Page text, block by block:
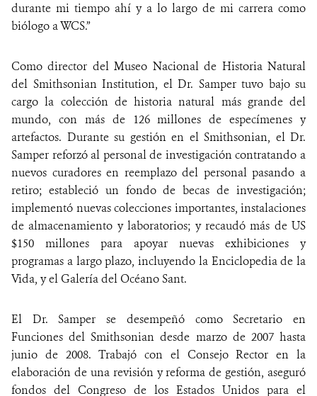
durante mi tiempo ahí y a lo largo de mi carrera como
biólogo a WCS.”
Como director del Museo Nacional de Historia Natural
del Smithsonian Institution, el Dr. Samper tuvo bajo su
cargo la colección de historia natural más grande del
mundo, con más de 126 millones de especímenes y
artefactos. Durante su gestión en el Smithsonian, el Dr.
Samper reforzó al personal de investigación contratando a
nuevos curadores en reemplazo del personal pasando a
retiro; estableció un fondo de becas de investigación;
implementó nuevas colecciones importantes, instalaciones
de almacenamiento y laboratorios; y recaudó más de US
$150 millones para apoyar nuevas exhibiciones y
programas a largo plazo, incluyendo la Enciclopedia de la
Vida, y el Galería del Océano Sant.
El Dr. Samper se desempeñó como Secretario en
Funciones del Smithsonian desde marzo de 2007 hasta
junio de 2008. Trabajó con el Consejo Rector en la
elaboración de una revisión y reforma de gestión, aseguró
fondos del Congreso de los Estados Unidos para el